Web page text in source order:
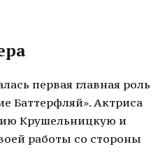
первая главная роль
Баттерфляй». Актриса
Крушельницкую и
работы со стороны